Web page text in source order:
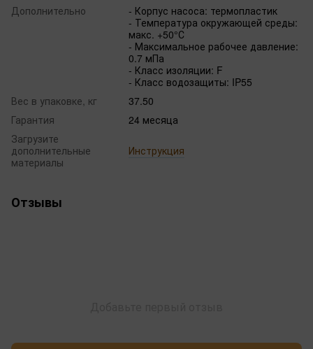
Дополнительно
- Корпус насоса: термопластик
- Температура окружающей среды:
макс. +50°С
- Максимальное рабочее давление:
0.7 мПа
- Класс изоляции: F
- Класс водозащиты: IP55
Вес в упаковке, кг
37.50
Гарантия
24 месяца
Загрузите
дополнительные
материалы
Инструкция
Отзывы